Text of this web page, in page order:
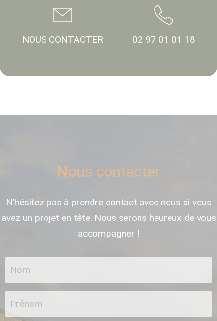
NOUS CONTACTER 02 97 01 01 18
Nous contacter
N’hésitez pas à prendre contact avec nous si vous
avez un projet en tête. Nous serons heureux de vous
accompagner !